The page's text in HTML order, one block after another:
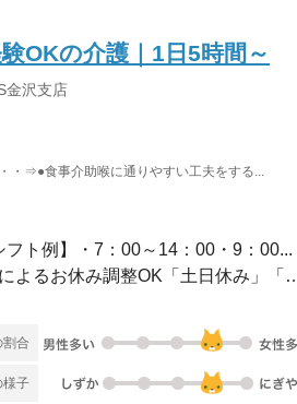
OKの介護｜1日5時間～
金沢支店
・⇒●食事介助喉に通りやすい工夫をする...
ト例】・7：00～14：00・9：00...
●希望のお休みをご相談ください！●家庭などの事
割合
様子